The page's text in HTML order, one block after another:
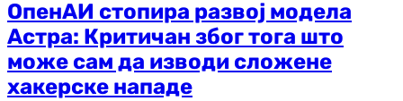
ОпенАИ стопира развој модела
Астра: Критичан због тога што
може сам да изводи сложене
хакерске нападе